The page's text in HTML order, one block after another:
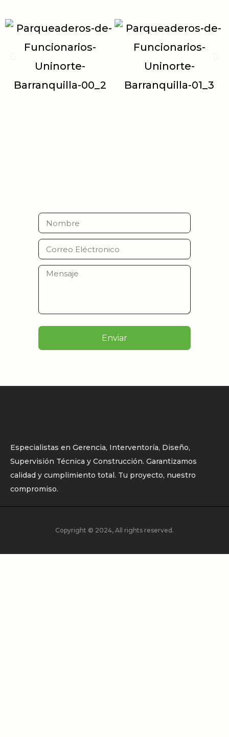
Enviar
Especialistas en Gerencia, Interventoría, Diseño,
Supervisión Técnica y Construcción. Garantizamos
calidad y cumplimiento total. Tu proyecto, nuestro
compromiso.
Copyright © 2024, All rights reserved.